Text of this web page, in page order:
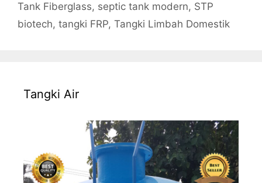
Tank Fiberglass, septic tank modern, STP
biotech, tangki FRP, Tangki Limbah Domestik
Tangki Air